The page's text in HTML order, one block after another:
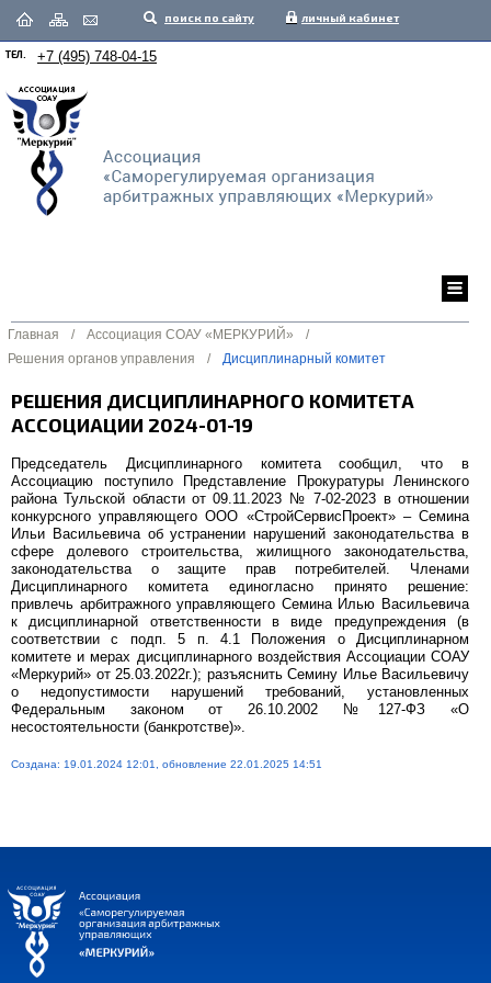
поиск по сайту личный кабинет
ТЕЛ. +7 (495) 748-04-15
Главная / Ассоциация СОАУ «МЕРКУРИЙ»
/
Решения органов управления
/ Дисциплинарный комитет
РЕШЕНИЯ ДИСЦИПЛИНАРНОГО КОМИТЕТА
АССОЦИАЦИИ 2024-01-19
Председатель Дисциплинарного комитета сообщил, что в
Ассоциацию поступило Представление Прокуратуры Ленинского
района Тульской области от 09.11.2023 № 7-02-2023 в отношении
конкурсного управляющего ООО «СтройСервисПроект» – Семина
Ильи Васильевича об устранении нарушений законодательства в
сфере долевого строительства, жилищного законодательства,
законодательства о защите прав потребителей. Членами
Дисциплинарного комитета единогласно принято решение:
привлечь арбитражного управляющего Семина Илью Васильевича
к дисциплинарной ответственности в виде предупреждения (в
соответствии с подп. 5 п. 4.1 Положения о Дисциплинарном
комитете и мерах дисциплинарного воздействия Ассоциации СОАУ
«Меркурий» от 25.03.2022г.); разъяснить Семину Илье Васильевичу
о недопустимости нарушений требований, установленных
Федеральным законом от 26.10.2002 №127-ФЗ «О
несостоятельности (банкротстве)».
Создана: 19.01.2024 12:01, обновление 22.01.2025 14:51